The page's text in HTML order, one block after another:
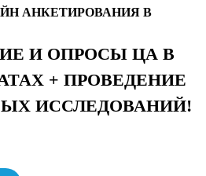
АНКЕТИРОВАНИЯ В
И ОПРОСЫ ЦА В
+ ПРОВЕДЕНИЕ
ИССЛЕДОВАНИЙ!